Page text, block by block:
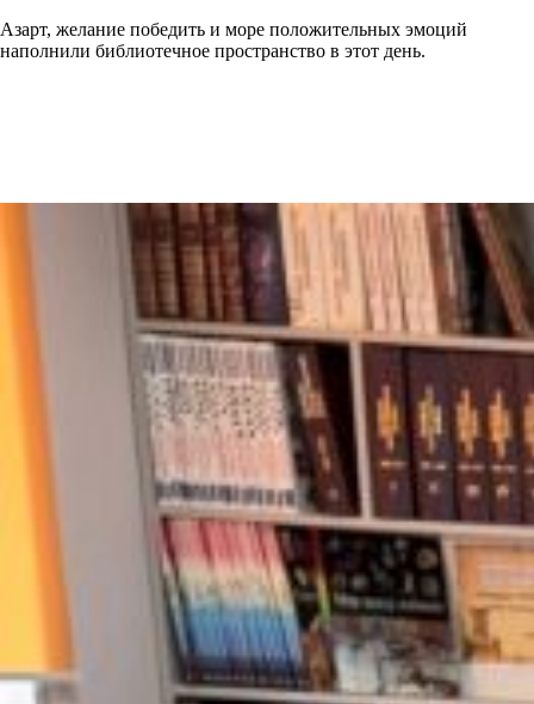
Азарт, желание победить и море положительных эмоций
наполнили библиотечное пространство в этот день.